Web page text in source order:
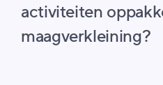
activiteiten
maagverkleining?